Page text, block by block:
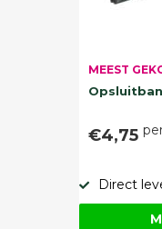
MEEST
€4,75
Direct